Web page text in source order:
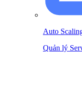
Auto
Quản lý